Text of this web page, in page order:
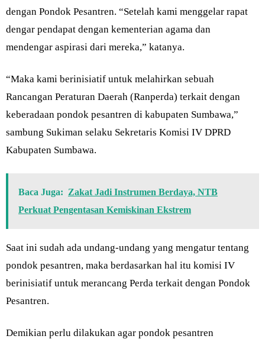
dengan Pondok Pesantren. “Setelah kami menggelar rapat
dengar pendapat dengan kementerian agama dan
mendengar aspirasi dari mereka,” katanya.
“Maka kami berinisiatif untuk melahirkan sebuah
Rancangan Peraturan Daerah (Ranperda) terkait dengan
keberadaan pondok pesantren di kabupaten Sumbawa,”
sambung Sukiman selaku Sekretaris Komisi IV DPRD
Kabupaten Sumbawa.
Baca Juga: Zakat Jadi Instrumen Berdaya, NTB
Perkuat Pengentasan Kemiskinan Ekstrem
Saat ini sudah ada undang-undang yang mengatur tentang
pondok pesantren, maka berdasarkan hal itu komisi IV
berinisiatif untuk merancang Perda terkait dengan Pondok
Pesantren.
Demikian perlu dilakukan agar pondok pesantren